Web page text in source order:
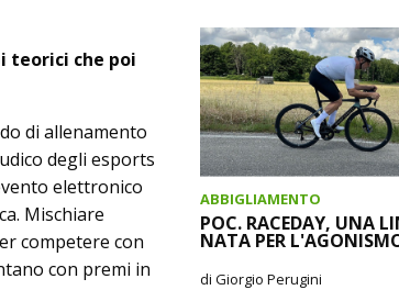
teorici che poi
di allenamento
degli esports
elettronico
Mischiare
competere con
con premi in
ABBIGLIAMENTO
POC. RACEDAY, UNA
NATA PER
di Giorgio Perugini